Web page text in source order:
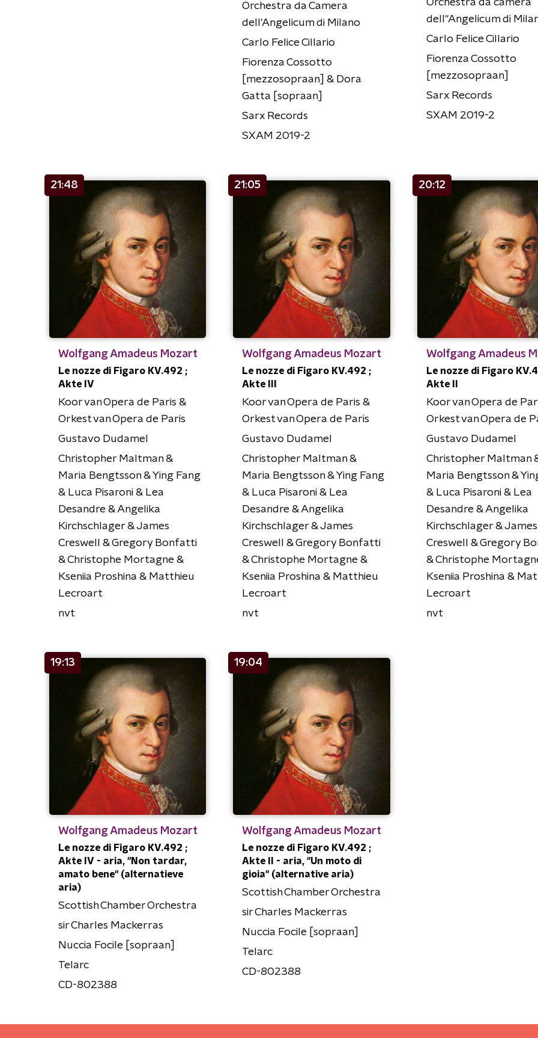
Orchestra da Camera
dell'Angelicum di Milano
Carlo Felice Cillario
Fiorenza Cossotto
[mezzosopraan] & Dora
Gatta [sopraan]
Sarx Records
SXAM 2019-2
Orchestra da camera
dell''Angelicum di
Carlo Felice Cillario
Fiorenza Cossotto
[mezzosopraan]
Sarx Records
SXAM 2019-2
21:48
Wolfgang Amadeus Mozart
Le nozze di Figaro KV.492 ;
Akte IV
Koor van Opera de Paris &
Orkest van Opera de Paris
Gustavo Dudamel
Christopher Maltman &
Maria Bengtsson & Ying Fang
& Luca Pisaroni & Lea
Desandre & Angelika
Kirchschlager & James
Creswell & Gregory Bonfatti
& Christophe Mortagne &
Kseniia Proshina & Matthieu
Lecroart
nvt
21:05
Wolfgang Amadeus Mozart
Le nozze di Figaro KV.492 ;
Akte III
Koor van Opera de Paris &
Orkest van Opera de Paris
Gustavo Dudamel
Christopher Maltman &
Maria Bengtsson & Ying Fang
& Luca Pisaroni & Lea
Desandre & Angelika
Kirchschlager & James
Creswell & Gregory Bonfatti
& Christophe Mortagne &
Kseniia Proshina & Matthieu
Lecroart
nvt
20:12
Wolfgang Amadeus
Le nozze di Figaro
Akte II
Koor van Opera de
Orkest van Opera de
Gustavo Dudamel
Christopher Maltman
Maria Bengtsson &
& Luca Pisaroni & Lea
Desandre & Angelika
Kirchschlager & James
Creswell & Gregory
& Christophe
Kseniia Proshina &
Lecroart
nvt
19:13
Wolfgang Amadeus Mozart
Le nozze di Figaro KV.492 ;
Akte IV - aria, "Non tardar,
amato bene" (alternatieve
aria)
Scottish Chamber Orchestra
sir Charles Mackerras
Nuccia Focile [sopraan]
Telarc
CD-802388
19:04
Wolfgang Amadeus Mozart
Le nozze di Figaro KV.492 ;
Akte II - aria, "Un moto di
gioia" (alternative aria)
Scottish Chamber Orchestra
sir Charles Mackerras
Nuccia Focile [sopraan]
Telarc
CD-802388